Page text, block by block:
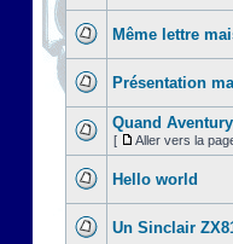
Même lettre
Présentation
Quand
[ Aller vers la
Hello world
Un Sinclair